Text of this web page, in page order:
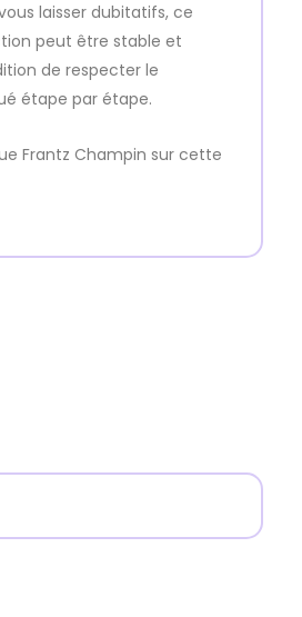
laisser dubitatifs, ce
peut être stable et
de respecter le
étape par étape.
Frantz Champin sur cette